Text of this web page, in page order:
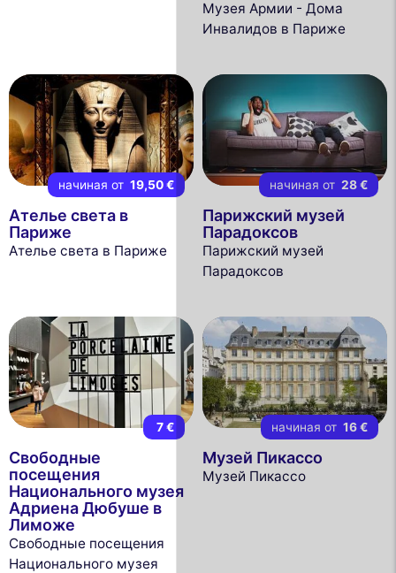
Музея Армии - Дома
Инвалидов в Париже
начиная от 19,50 €
Ателье света в
Париже
Ателье света в Париже
начиная от 28 €
Парижский музей
Парадоксов
Парижский музей
Парадоксов
7 €
Свободные
посещения
Национального музея
Адриена Дюбуше в
Лиможе
Свободные посещения
Национального музея
начиная от 16 €
Музей Пикассо
Музей Пикассо